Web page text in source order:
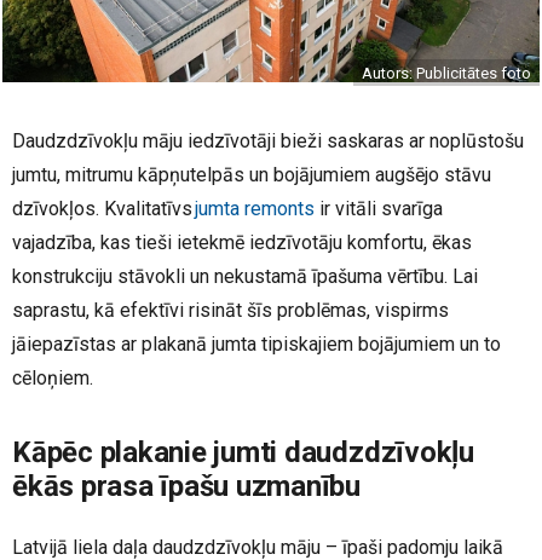
Autors: Publicitātes foto
Daudzdzīvokļu māju iedzīvotāji bieži saskaras ar noplūstošu
jumtu, mitrumu kāpņutelpās un bojājumiem augšējo stāvu
dzīvokļos. Kvalitatīvsjumta remonts ir vitāli svarīga
vajadzība, kas tieši ietekmē iedzīvotāju komfortu, ēkas
konstrukciju stāvokli un nekustamā īpašuma vērtību. Lai
saprastu, kā efektīvi risināt šīs problēmas, vispirms
jāiepazīstas ar plakanā jumta tipiskajiem bojājumiem un to
cēloņiem.
Kāpēc plakanie jumti daudzdzīvokļu
ēkās prasa īpašu uzmanību
Latvijā liela daļa daudzdzīvokļu māju – īpaši padomju laikā